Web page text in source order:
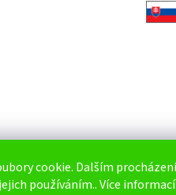
cookie. Dalším
používáním.. Více informací